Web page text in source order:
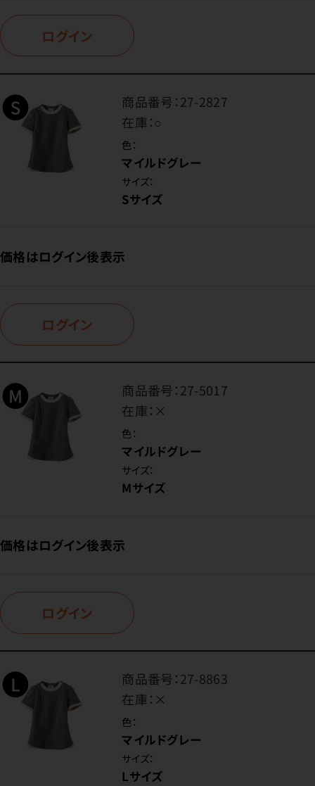
ログイン
商品番号：27-2827
在庫：○
色：
マイルドグレー
サイズ：
Sサイズ
価格はログイン後表示
ログイン
商品番号：27-5017
在庫： ×
色：
マイルドグレー
サイズ：
Mサイズ
価格はログイン後表示
ログイン
商品番号：27-8863
在庫： ×
色：
マイルドグレー
サイズ：
Lサイズ